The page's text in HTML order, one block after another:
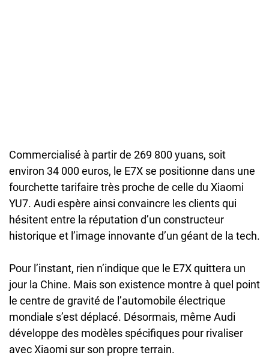
Commercialisé à partir de 269 800 yuans, soit
environ 34 000 euros, le E7X se positionne dans une
fourchette tarifaire très proche de celle du Xiaomi
YU7. Audi espère ainsi convaincre les clients qui
hésitent entre la réputation d’un constructeur
historique et l’image innovante d’un géant de la tech.
Pour l’instant, rien n’indique que le E7X quittera un
jour la Chine. Mais son existence montre à quel point
le centre de gravité de l’automobile électrique
mondiale s’est déplacé. Désormais, même Audi
développe des modèles spécifiques pour rivaliser
avec Xiaomi sur son propre terrain.